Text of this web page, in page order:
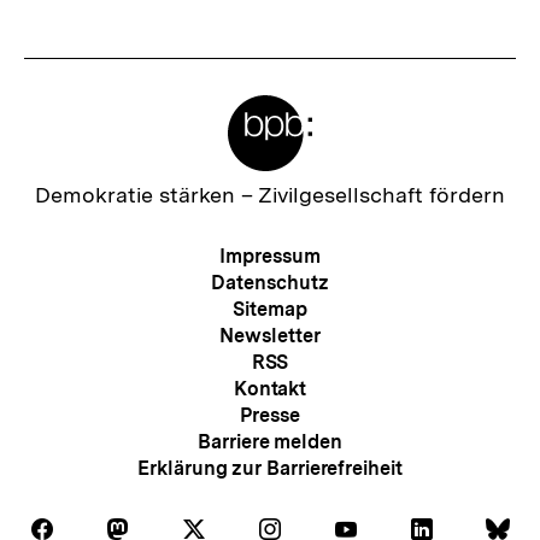
n
Zur
Demokratie stärken – Zivilgesellschaft fördern
Meta-
Navigation
Impressum
Datenschutz
Sitemap
Newsletter
RSS
Kontakt
Presse
Barriere melden
Erklärung zur Barrierefreiheit
Auf Auf